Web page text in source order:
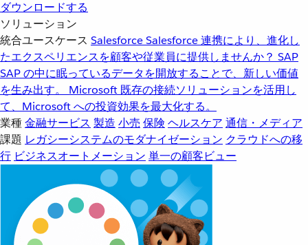
ダウンロードする
ソリューション
統合ユースケース SalesforceSalesforce 連携により、進化し
たエクスペリエンスを顧客や従業員に提供しませんか？ SAP
SAP の中に眠っているデータを開放することで、新しい価値
を生み出す。
Microsoft 既存の接続ソリューションを活用し
て、Microsoft への投資効果を最大化する。
業種金融サービス 製造 小売 保険 ヘルスケア 通信・メディア
課題 レガシーシステムのモダナイゼーション クラウドへの移
行 ビジネスオートメーション 単一の顧客ビュー